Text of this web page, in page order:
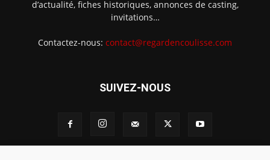
d’actualité, fiches historiques, annonces de casting,
invitations…
Contactez-nous: contact@regardencoulisse.com
SUIVEZ-NOUS